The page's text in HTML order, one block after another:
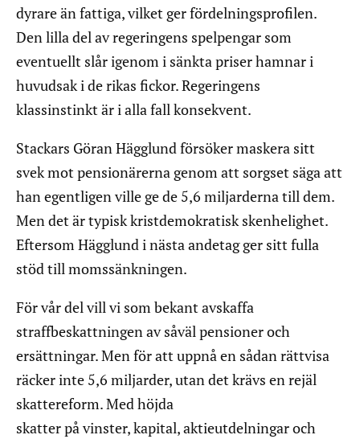
dyrare än fattiga, vilket ger fördelningsprofilen.
Den lilla del av regeringens spelpengar som
eventuellt slår igenom i sänkta priser hamnar i
huvudsak i de rikas fickor. Regeringens
klassinstinkt är i alla fall konsekvent.
Stackars Göran Hägglund försöker maskera sitt
svek mot pensionärerna genom att sorgset säga att
han egentligen ville ge de 5,6 miljarderna till dem.
Men det är typisk kristdemokratisk skenhelighet.
Eftersom Hägglund i nästa andetag ger sitt fulla
stöd till momssänkningen.
För vår del vill vi som bekant avskaffa
straffbeskattningen av såväl pensioner och
ersättningar. Men för att uppnå en sådan rättvisa
räcker inte 5,6 miljarder, utan det krävs en rejäl
skattereform. Med höjda
skatter på vinster, kapital, aktieutdelningar och